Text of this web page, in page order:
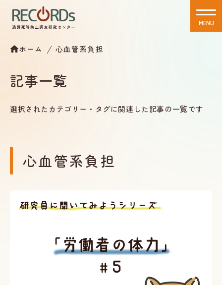
MENU
ホーム 心血管系負担
記事一覧
選択されたカテゴリー・タグに関連した記事の一覧です
心血管系負担